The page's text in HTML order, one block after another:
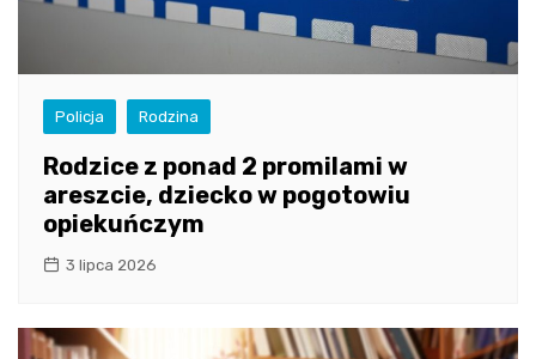
Policja Rodzina
Rodzice z ponad 2 promilami w
areszcie, dziecko w pogotowiu
opiekuńczym
3 lipca 2026